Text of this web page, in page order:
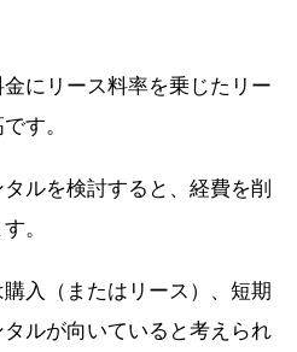
にリース料率を乗じたリー
す。
ルを検討すると、経費を削
。
入（またはリース）、短期
ルが向いていると考えられ